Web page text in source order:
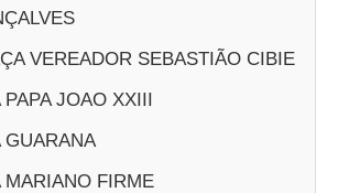
VEREADOR SEBASTIÃO CIBIE
PAPA JOAO XXIII
GUARANA
MARIANO FIRME